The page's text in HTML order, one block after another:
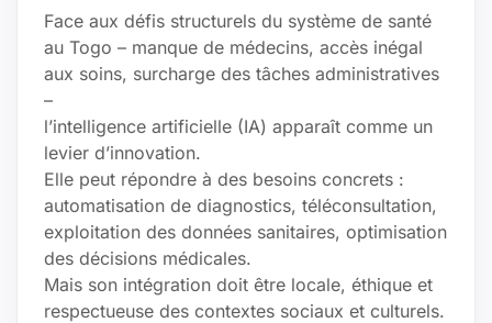
Face aux défis structurels du système de santé
au Togo – manque de médecins, accès inégal
aux soins, surcharge des tâches administratives
–
l’intelligence artificielle (IA) apparaît comme un
levier d’innovation.
Elle peut répondre à des besoins concrets :
automatisation de diagnostics, téléconsultation,
exploitation des données sanitaires, optimisation
des décisions médicales.
Mais son intégration doit être locale, éthique et
respectueuse des contextes sociaux et culturels.